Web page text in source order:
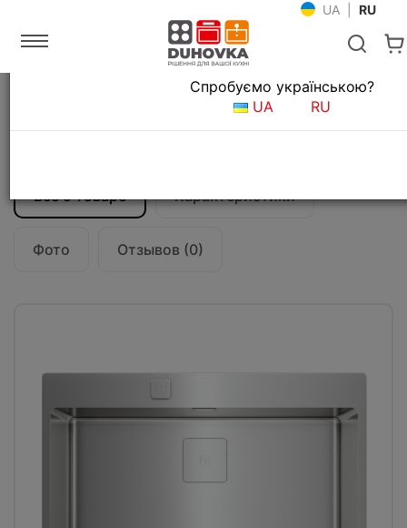
UA RU
Мойки и смесители Кухонные мойки
Кухонная мойка ForLinea RS15 71.40
Все о товаре Характеристики
Фото Отзывов (0)
Язык магазина
Спробуємо українською?
UA
RU